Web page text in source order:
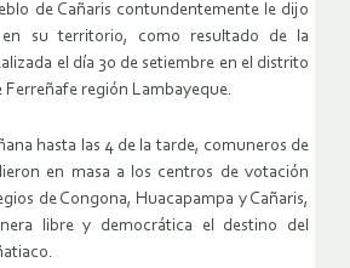
de Cañaris contundentemente le dijo
su territorio, como resultado de la
el día 30 de setiembre en el distrito
Ferreñafe región Lambayeque.
hasta las 4 de la tarde, comuneros de
en masa a los centros de votación
de Congona, Huacapampa y Cañaris,
libre y democrática el destino del